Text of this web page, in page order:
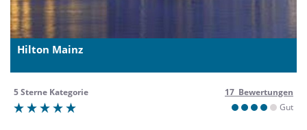
Hilton Mainz
5 Sterne Kategorie
17 Bewertungen
Gut